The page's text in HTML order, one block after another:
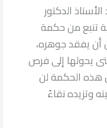
الدكتور
تنبع من حكمة
أن يفقد جوهره،
حتى يحولها إلى فرص
هذه الحكمة لن
وتزيده نقاءً